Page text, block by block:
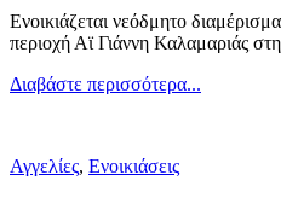
Ενοικιάζεται νεόδμητο
περιοχή Αϊ Γιάννη Καλαμαριάς
Διαβάστε περισσότερα...
Αγγελίες, Ενοικιάσεις